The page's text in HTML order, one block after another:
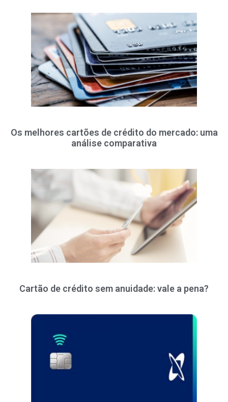
Os melhores cartões de crédito do mercado: uma
análise comparativa
Cartão de crédito sem anuidade: vale a pena?